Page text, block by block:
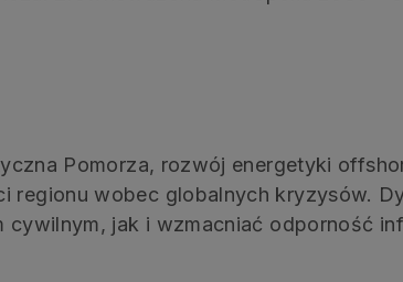
Pomorza, rozwój energetyki
wobec globalnych kryzysów.
jak i wzmacniać odporność